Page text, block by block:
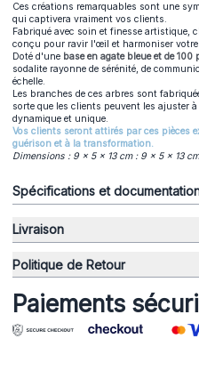
Ces créations remarquables sont une
qui captivera vraiment vos clients.
Fabriqué avec soin et finesse artistique,
conçu pour ravir l'œil et harmoniser votre
Doté d'une base en agate bleue et de 100
sodalite rayonne de sérénité, de
échelle.
Les branches de ces arbres sont
sorte que les clients peuvent les ajuster
dynamique et unique.
Vos clients seront attirés par ces pièces
guérison et à la transformation.
Dimensions : 9 x 5 x 13 cm : 9 x 5 x 13 cm
Spécifications et
Livraison
Politique de Retour
Paiements